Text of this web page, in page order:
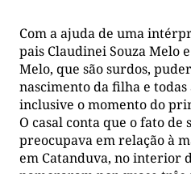
Com a ajuda de uma
pais Claudinei Souza Melo
Melo, que são surdos,
nascimento da filha e todas
inclusive o momento do
O casal conta que o fato de
preocupava em relação à
em Catanduva, no interior